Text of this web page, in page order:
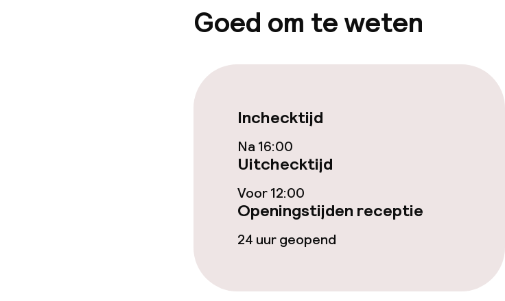
Eet- en drinkgelegenheden
Eet- en drinkdiensten
Schoonmaakvoorzieningen
Goed om te weten
Inchecktijd
Na 16:00
Uitchecktijd
Voor 12:00
Openingstijden receptie
24 uur geopend